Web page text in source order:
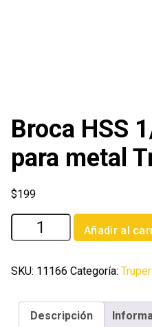
Broca HSS
para metal
$199
Broca
HSS
Trugold
metal
Truper
Añadir al
SKU: 11166 Categoría: Truper
Descripción